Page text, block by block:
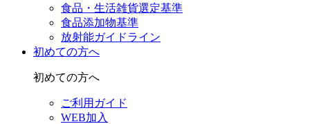
食品・生活雑貨選定基準
食品添加物基準
放射能ガイドライン
初めての方へ
初めての方へ
ご利用ガイド
WEB加入